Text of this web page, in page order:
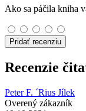
Ako sa páčila kniha
Pridať recenziu
Recenzie
Peter F. ´Rius Jílek
Overený zákazník